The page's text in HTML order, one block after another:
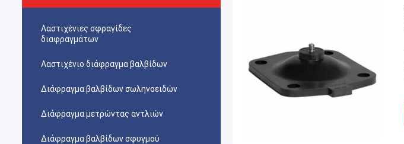
Λαστιχένιες σφραγίδες
διαφραγμάτων
Λαστιχένιο διάφραγμα βαλβίδων
Διάφραγμα βαλβίδων σωληνοειδών
Διάφραγμα μετρώντας αντλιών
Διάφραγμα βαλβίδων σφυγμού